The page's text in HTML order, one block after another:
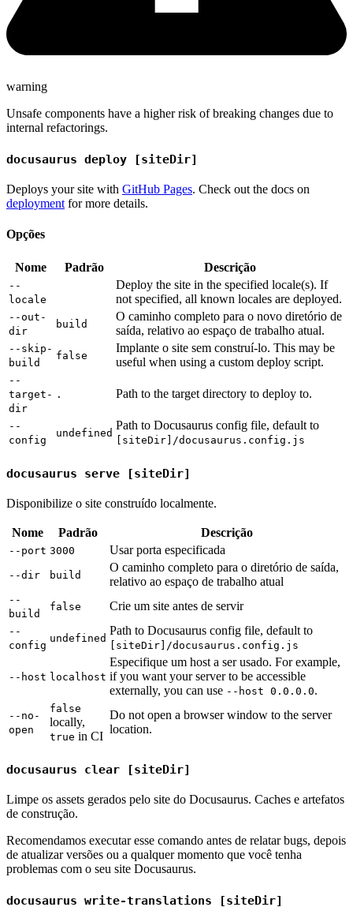
warning
Unsafe components have a higher risk of breaking changes due to
internal refactorings.
docusaurus deploy [siteDir]
Deploys your site with GitHub Pages. Check out the docs on
deployment for more details.
Opções
Nome Padrão Descrição
--
locale
Deploy the site in the specified locale(s). If
not specified, all known locales are deployed.
--out-
dir
build
O caminho completo para o novo diretório de
saída, relativo ao espaço de trabalho atual.
--skip-
build
false
Implante o site sem construí-lo. This may be
useful when using a custom deploy script.
--
target-
dir
. Path to the target directory to deploy to.
--
config
undefined
Path to Docusaurus config file, default to
[siteDir]/docusaurus.config.js
docusaurus serve [siteDir]
Disponibilize o site construído localmente.
Nome Padrão Descrição
--port 3000 Usar porta especificada
--dir build
O caminho completo para o diretório de saída,
relativo ao espaço de trabalho atual
--
build
false Crie um site antes de servir
--
config
undefined
Path to Docusaurus config file, default to
[siteDir]/docusaurus.config.js
--host localhost
Especifique um host a ser usado. For example,
if you want your server to be accessible
externally, you can use --host 0.0.0.0.
--no-
open
false
locally,
true in CI
Do not open a browser window to the server
location.
docusaurus clear [siteDir]
Limpe os assets gerados pelo site do Docusaurus. Caches e artefatos
de construção.
Recomendamos executar esse comando antes de relatar bugs, depois
de atualizar versões ou a qualquer momento que você tenha
problemas com o seu site Docusaurus.
docusaurus write-translations [siteDir]